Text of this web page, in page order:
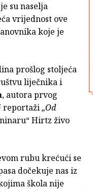
su naselja
vrijednost ove
koje je
prošlog stoljeća
liječnika i
, autora prvog
reportaži„Od
Hirtz živo
rubu krećući se
dočekuje nas iz
škola nije